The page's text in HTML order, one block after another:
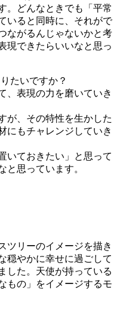
。どんなときでも「平常
いると同時に、それがで
ながるんじゃないかと考
現できたらいいなと思っ
たいですか？
、表現の力を磨いていき
が、その特性を生かした
にもチャレンジしていき
いておきたい」と思って
と思っています。
ツリーのイメージを描き
穏やかに幸せに過ごして
した。天使が持っている
もの」をイメージするモ